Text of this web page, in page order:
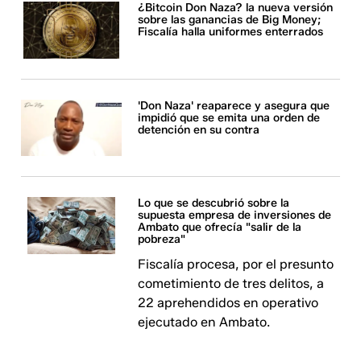
¿Bitcoin Don Naza? la nueva versión
sobre las ganancias de Big Money;
Fiscalía halla uniformes enterrados
'Don Naza' reaparece y asegura que
impidió que se emita una orden de
detención en su contra
Lo que se descubrió sobre la
supuesta empresa de inversiones de
Ambato que ofrecía "salir de la
pobreza"
Fiscalía procesa, por el presunto
cometimiento de tres delitos, a
22 aprehendidos en operativo
ejecutado en Ambato.